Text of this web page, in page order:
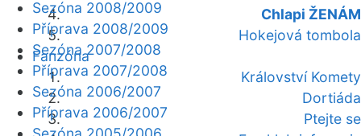
Chlapi ŽENÁM
Hokejová tombola
Fanzóna
Království Komety
Dortiáda
Ptejte se
Sezóna 2008/2009
Příprava 2008/2009
Sezóna 2007/2008
Příprava 2007/2008
Sezóna 2006/2007
Příprava 2006/2007